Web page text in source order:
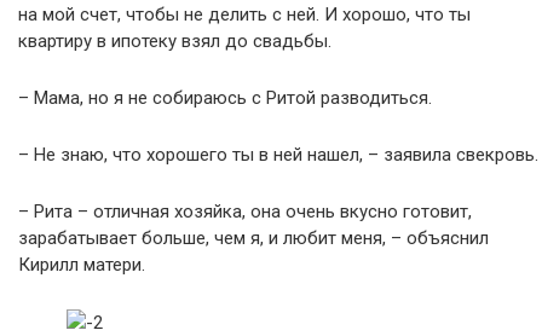
на мой счет, чтобы не делить с ней. И хорошо, что ты
квартиру в ипотеку взял до свадьбы.
– Мама, но я не собираюсь с Ритой разводиться.
– Не знаю, что хорошего ты в ней нашел, – заявила свекровь.
– Рита – отличная хозяйка, она очень вкусно готовит,
зарабатывает больше, чем я, и любит меня, – объяснил
Кирилл матери.